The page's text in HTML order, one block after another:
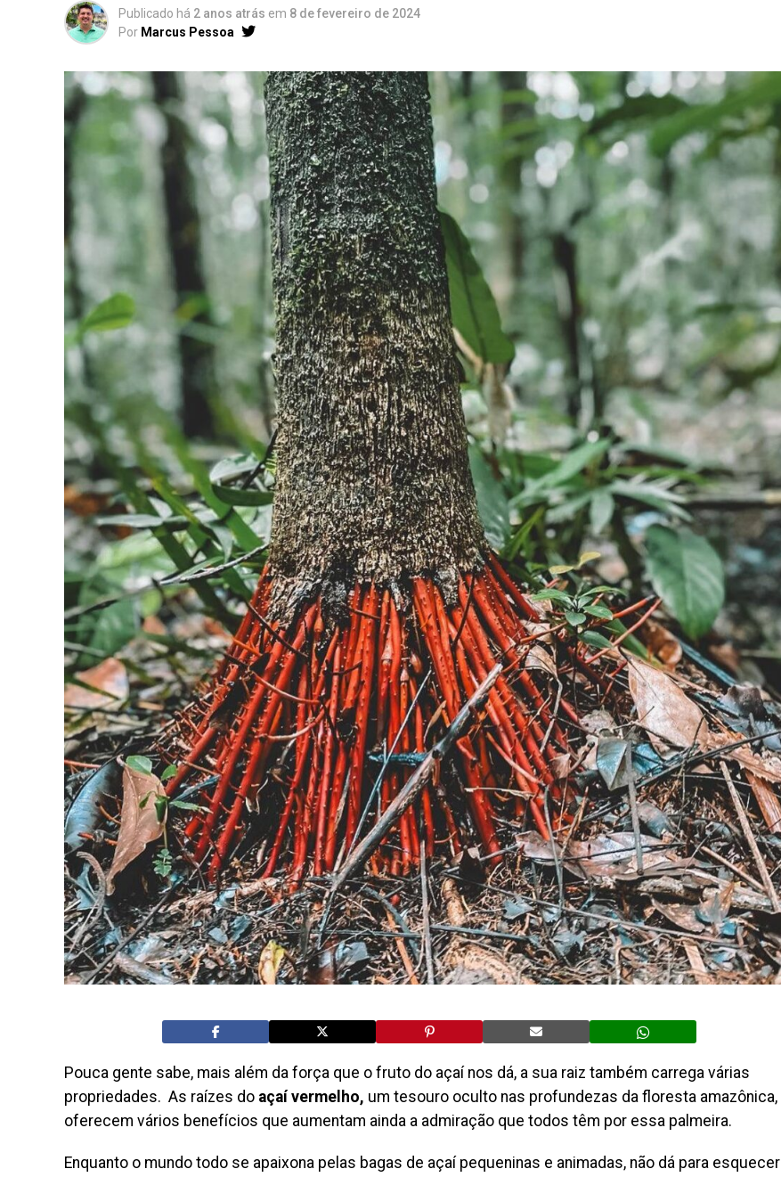
Publicado há 2 anos atrás em 8 de fevereiro de 2024
Por Marcus Pessoa
Pouca gente sabe, mais além da força que o fruto do açaí nos dá, a sua raiz também carrega várias
propriedades. As raízes do açaí vermelho, um tesouro oculto nas profundezas da floresta amazônica,
oferecem vários benefícios que aumentam ainda a admiração que todos têm por essa palmeira.
Enquanto o mundo todo se apaixona pelas bagas de açaí pequeninas e animadas, não dá para esquecer